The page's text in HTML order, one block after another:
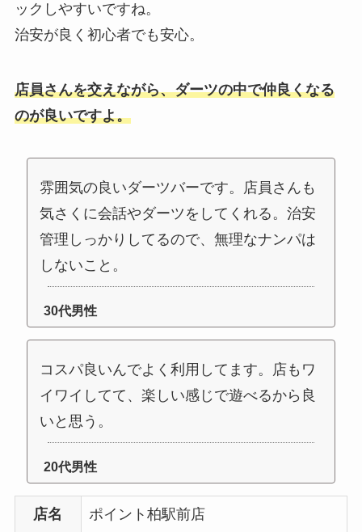
ックしやすいですね。
治安が良く初心者でも安心。
店員さんを交えながら、ダーツの中で仲良くなる
のが良いですよ。
雰囲気の良いダーツバーです。店員さんも
気さくに会話やダーツをしてくれる。治安
管理しっかりしてるので、無理なナンパは
しないこと。
30代男性
コスパ良いんでよく利用してます。店もワ
イワイしてて、楽しい感じで遊べるから良
いと思う。
20代男性
店名 ポイント柏駅前店